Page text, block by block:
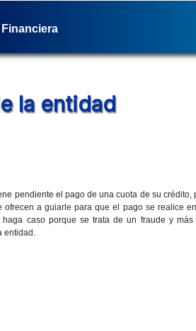
la entidad
pendiente el pago de una cuota de su crédito,
ofrecen a guiarle para que el pago se realice
caso porque se trata de un fraude y más
entidad.